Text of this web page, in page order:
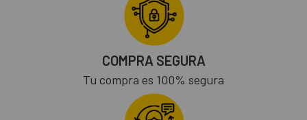
COMPRA SEGURA
Tu compra es 100% segura